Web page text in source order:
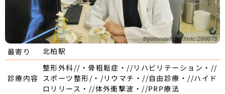
最寄り 北柏駅
診療内容
整形外科//・骨粗鬆症・//リハビリテーション・//
スポーツ整形/・/リウマチ・//自由診療・//ハイド
ロリリース・//体外衝撃波・//PRP療法